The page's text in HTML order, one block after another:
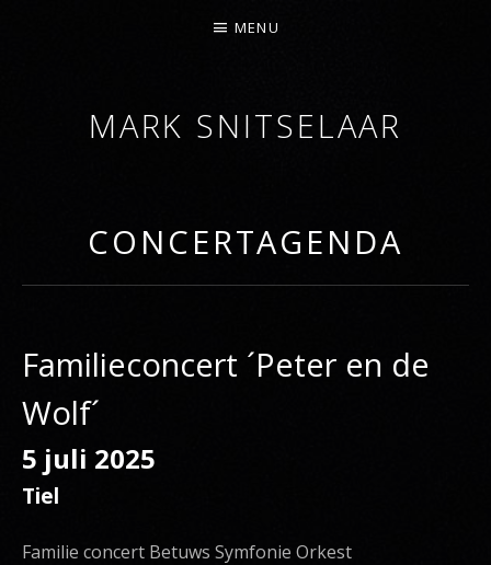
MARK SNITSELAAR
MENU
CONCERTAGENDA
Familieconcert ´Peter en de
Wolf´
5 juli 2025
Tiel
Familie concert Betuws Symfonie Orkest